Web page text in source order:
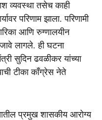
व्यवस्था तसेच काही
परिणाम झाला. परिणामी
आणि रुग्णालयीन
जावे लागले. ही घटना
सुदिन ढवळीकर यांच्या
टीका काँग्रेस नेते
प्रमुख शासकीय आरोग्य